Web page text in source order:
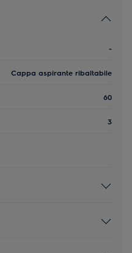
-
Cappa aspirante ribaltabile
60
3